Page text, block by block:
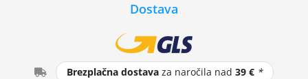
Dostava
Brezplačna dostava za naročila nad39 € *